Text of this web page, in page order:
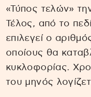
«Τύπος τελών»
Τέλος, από το
επιλεγεί ο
οποίους θα
κυκλοφορίας.
του μηνός